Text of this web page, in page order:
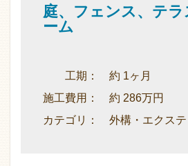
庭、フェンス、テ
ーム
工期： 約 1ヶ月
施工費用： 約 286万円
カテゴリ： 外構・エクステ